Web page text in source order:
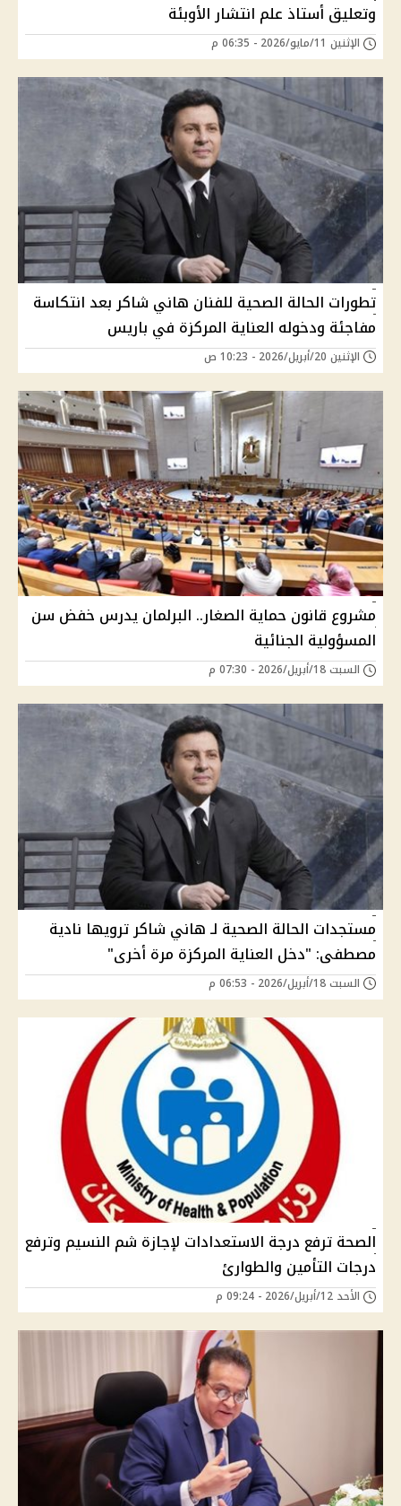
وتعليق أستاذ علم انتشار الأوبئة
الإثنين 11/مايو/2026 - 06:35 م
تطورات الحالة الصحية للفنان هاني شاكر بعد انتكاسة
مفاجئة ودخوله العناية المركزة في باريس
الإثنين 20/أبريل/2026 - 10:23 ص
مشروع قانون حماية الصغار.. البرلمان يدرس خفض سن
المسؤولية الجنائية
السبت 18/أبريل/2026 - 07:30 م
مستجدات الحالة الصحية لـ هاني شاكر ترويها نادية
مصطفى: "دخل العناية المركزة مرة أخرى"
السبت 18/أبريل/2026 - 06:53 م
الصحة ترفع درجة الاستعدادات لإجازة شم النسيم وترفع
درجات التأمين والطوارئ
الأحد 12/أبريل/2026 - 09:24 م